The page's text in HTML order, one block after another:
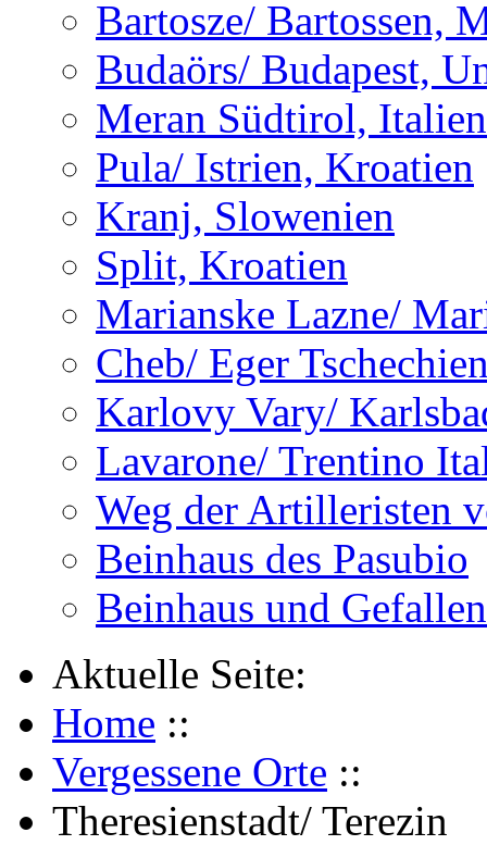
Bartosze/ Bartossen,
Budaörs/ Budapest,
Meran Südtirol, Italien
Pula/ Istrien, Kroatien
Kranj, Slowenien
Split, Kroatien
Marianske Lazne/
Cheb/ Eger
Karlovy Vary/
Lavarone/ Trentino
Weg der Artilleristen
Beinhaus des Pasubio
Beinhaus und
Aktuelle Seite:
Home ::
Vergessene Orte ::
Theresienstadt/ Terezin